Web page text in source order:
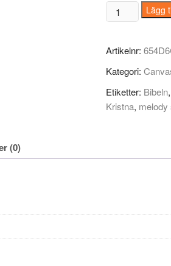
Canvas
–
(40,4
x
cm)
–
Lägg
Artikelnr:
Kategori:
Etiketter: Bibeln,
Kristna, melody
(0)